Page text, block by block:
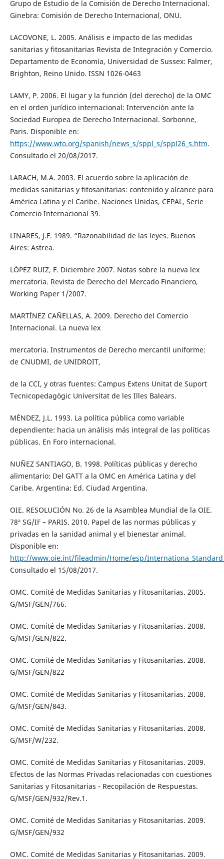
Grupo de Estudio de la Comisión de Derecho Internacional.
Ginebra: Comisión de Derecho Internacional, ONU.
LACOVONE, L. 2005. Análisis e impacto de las medidas
sanitarias y fitosanitarias Revista de Integración y Comercio.
Departamento de Economía, Universidad de Sussex: Falmer,
Brighton, Reino Unido. ISSN 1026-0463
LAMY, P. 2006. El lugar y la función (del derecho) de la OMC
en el orden jurídico internacional: Intervención ante la
Sociedad Europea de Derecho Internacional. Sorbonne,
Paris. Disponible en:
https://www.wto.org/spanish/news_s/sppl_s/sppl26_s.htm.
Consultado el 20/08/2017.
LARACH, M.A. 2003. El acuerdo sobre la aplicación de
medidas sanitarias y fitosanitarias: contenido y alcance para
América Latina y el Caribe. Naciones Unidas, CEPAL, Serie
Comercio Internacional 39.
LINARES, J.F. 1989. “Razonabilidad de las leyes. Buenos
Aires: Astrea.
LÓPEZ RUIZ, F. Diciembre 2007. Notas sobre la nueva lex
mercatoria. Revista de Derecho del Mercado Financiero,
Working Paper 1/2007.
MARTÍNEZ CAÑELLAS, A. 2009. Derecho del Comercio
Internacional. La nueva lex
mercatoria. Instrumentos de Derecho mercantil uniforme:
de CNUDMI, de UNIDROIT,
de la CCI, y otras fuentes: Campus Extens Unitat de Suport
Tecnicopedagògic Universitat de les Illes Balears.
MÉNDEZ, J.L. 1993. La política pública como variable
dependiente: hacia un análisis más integral de las políticas
públicas. En Foro internacional.
NUÑEZ SANTIAGO, B. 1998. Políticas públicas y derecho
alimentario: Del GATT a la OMC en América Latina y del
Caribe. Argentina: Ed. Ciudad Argentina.
OIE. RESOLUCIÓN No. 26 de la Asamblea Mundial de la OIE.
78ª SG/IF – PARIS. 2010. Papel de las normas públicas y
privadas en la sanidad animal y el bienestar animal.
Disponible en:
http://www.oie.int/fileadmin/Home/esp/
Consultado el 15/08/2017.
OMC. Comité de Medidas Sanitarias y Fitosanitarias. 2005.
G/MSF/GEN/766.
OMC. Comité de Medidas Sanitarias y Fitosanitarias. 2008.
G/MSF/GEN/822.
OMC. Comité de Medidas Sanitarias y Fitosanitarias. 2008.
G/MSF/GEN/822
OMC. Comité de Medidas Sanitarias y Fitosanitarias. 2008.
G/MSF/GEN/843.
OMC. Comité de Medidas Sanitarias y Fitosanitarias. 2008.
G/MSF/W/232.
OMC. Comité de Medidas Sanitarias y Fitosanitarias. 2009.
Efectos de las Normas Privadas relacionadas con cuestiones
Sanitarias y Fitosanitarias - Recopilación de Respuestas.
G/MSF/GEN/932/Rev.1.
OMC. Comité de Medidas Sanitarias y Fitosanitarias. 2009.
G/MSF/GEN/932
OMC. Comité de Medidas Sanitarias y Fitosanitarias. 2009.